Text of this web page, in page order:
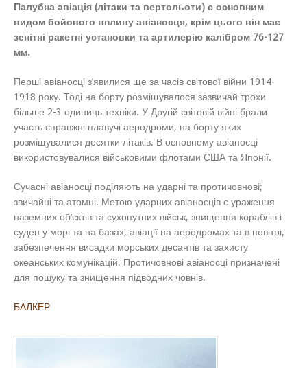
Палубна авіація (літаки та вертольоти) є основним
видом бойового впливу авіаносця, крім цього він має
зенітні ракетні установки та артилерію калібром 76-127
мм.
Перші авіаносці з’явилися ще за часів світової війни 1914-
1918 року. Тоді на борту розміщувалося зазвичай трохи
більше 2-3 одиниць техніки. У Другій світовій війні брали
участь справжні плавучі аеродроми, на борту яких
розміщувалися десятки літаків. В основному авіаносці
використовувалися військовими флотами США та Японії.
Сучасні авіаносці поділяють на ударні та протичовнові;
звичайні та атомні. Метою ударних авіаносців є ураження
наземних об’єктів та сухопутних військ, знищення кораблів і
суден у морі та на базах, авіації на аеродромах та в повітрі,
забезпечення висадки морських десантів та захисту
океанських комунікацій. Протичовнові авіаносці призначені
для пошуку та знищення підводних човнів.
БАЛКЕР